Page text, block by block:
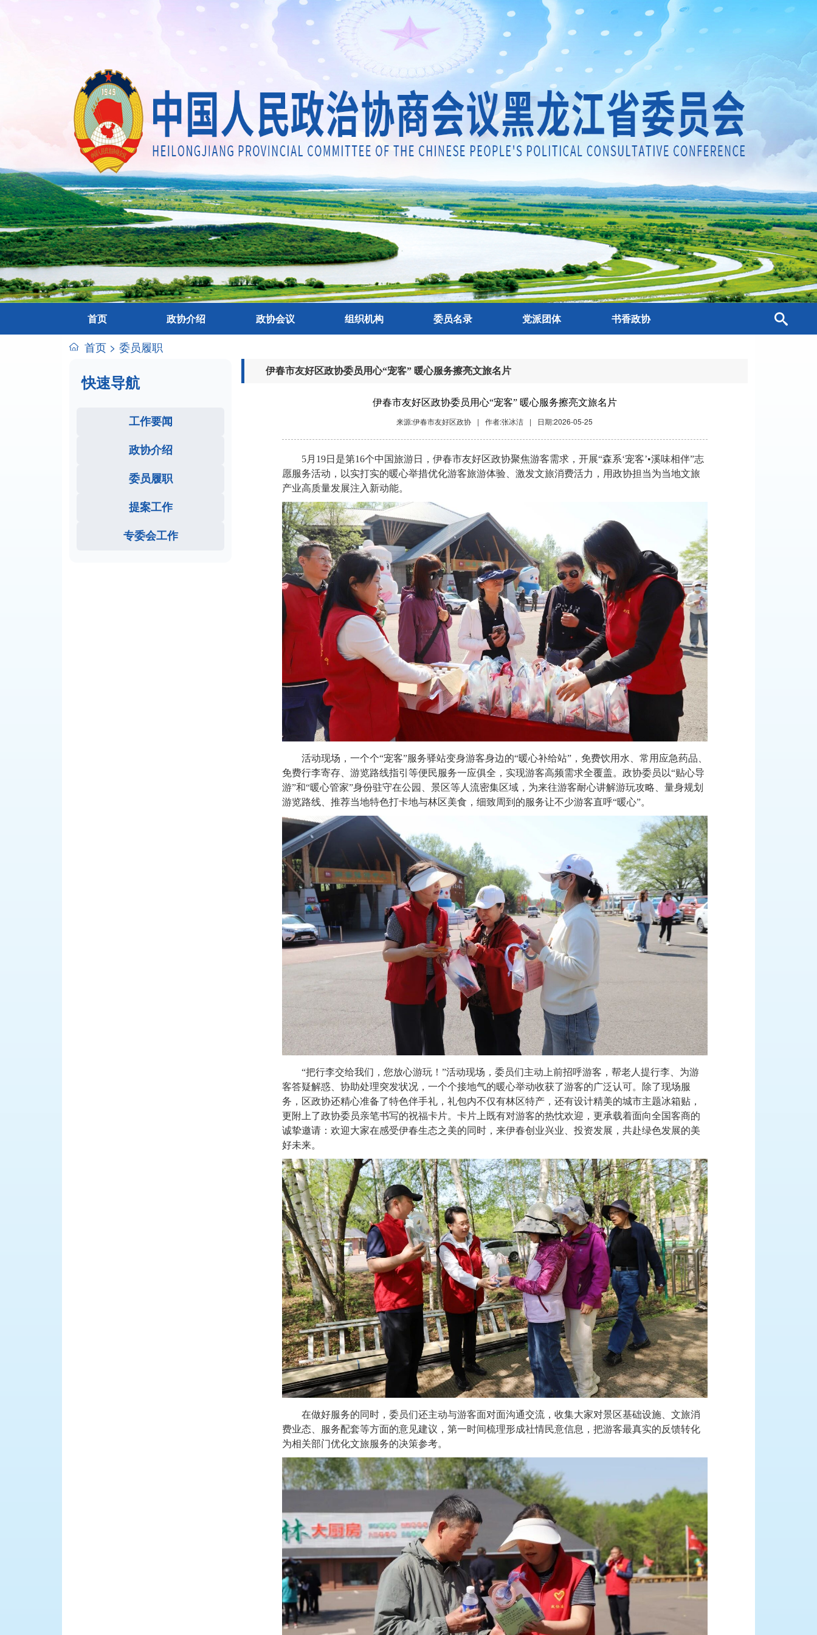
首页 政协介绍 政协会议 组织机构 委员名录 党派团体 书香政协
首页 > 委员履职
快速导航
工作要闻
政协介绍
委员履职
提案工作
专委会工作
伊春市友好区政协委员用心“宠客” 暖心服务擦亮文旅名片
伊春市友好区政协委员用心“宠客” 暖心服务擦亮文旅名片
来源:伊春市友好区政协
| 作者:张冰洁 | 日期:2026-05-25
5月19日是第16个中国旅游日，伊春市友好区政协聚焦游客需求，开展“森系‘宠客’•溪味相伴”志
愿服务活动，以实打实的暖心举措优化游客旅游体验、激发文旅消费活力，用政协担当为当地文旅
产业高质量发展注入新动能。
活动现场，一个个“宠客”服务驿站变身游客身边的“暖心补给站”，免费饮用水、常用应急药品、
免费行李寄存、游览路线指引等便民服务一应俱全，实现游客高频需求全覆盖。政协委员以“贴心导
游”和“暖心管家”身份驻守在公园、景区等人流密集区域，为来往游客耐心讲解游玩攻略、量身规划
游览路线、推荐当地特色打卡地与林区美食，细致周到的服务让不少游客直呼“暖心”。
“把行李交给我们，您放心游玩！”活动现场，委员们主动上前招呼游客，帮老人提行李、为游
客答疑解惑、协助处理突发状况，一个个接地气的暖心举动收获了游客的广泛认可。除了现场服
务，区政协还精心准备了特色伴手礼，礼包内不仅有林区特产，还有设计精美的城市主题冰箱贴，
更附上了政协委员亲笔书写的祝福卡片。卡片上既有对游客的热忱欢迎，更承载着面向全国客商的
诚挚邀请：欢迎大家在感受伊春生态之美的同时，来伊春创业兴业、投资发展，共赴绿色发展的美
好未来。
在做好服务的同时，委员们还主动与游客面对面沟通交流，收集大家对景区基础设施、文旅消
费业态、服务配套等方面的意见建议，第一时间梳理形成社情民意信息，把游客最真实的反馈转化
为相关部门优化文旅服务的决策参考。